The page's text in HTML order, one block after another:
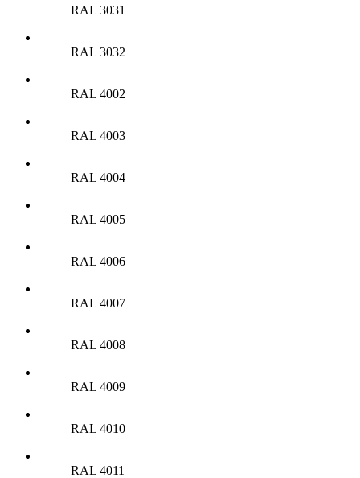
RAL 3031
RAL 3032
RAL 4002
RAL 4003
RAL 4004
RAL 4005
RAL 4006
RAL 4007
RAL 4008
RAL 4009
RAL 4010
RAL 4011